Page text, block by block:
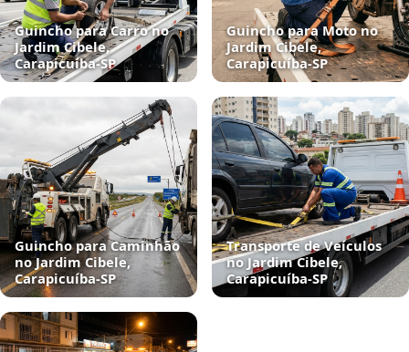
Guincho para Carro no
Jardim Cibele,
Carapicuíba‑SP
Guincho para Moto no
Jardim Cibele,
Carapicuíba‑SP
Guincho para Caminhão
no Jardim Cibele,
Carapicuíba‑SP
Transporte de Veículos
no Jardim Cibele,
Carapicuíba‑SP